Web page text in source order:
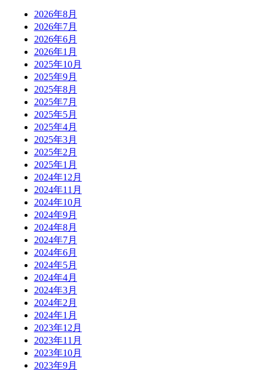
2026年8月
2026年7月
2026年6月
2026年1月
2025年10月
2025年9月
2025年8月
2025年7月
2025年5月
2025年4月
2025年3月
2025年2月
2025年1月
2024年12月
2024年11月
2024年10月
2024年9月
2024年8月
2024年7月
2024年6月
2024年5月
2024年4月
2024年3月
2024年2月
2024年1月
2023年12月
2023年11月
2023年10月
2023年9月